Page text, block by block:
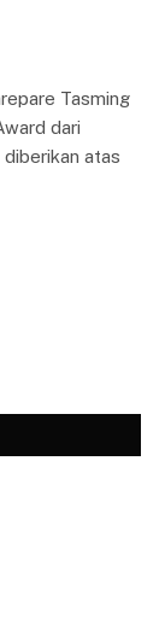
Tasming
dari
atas